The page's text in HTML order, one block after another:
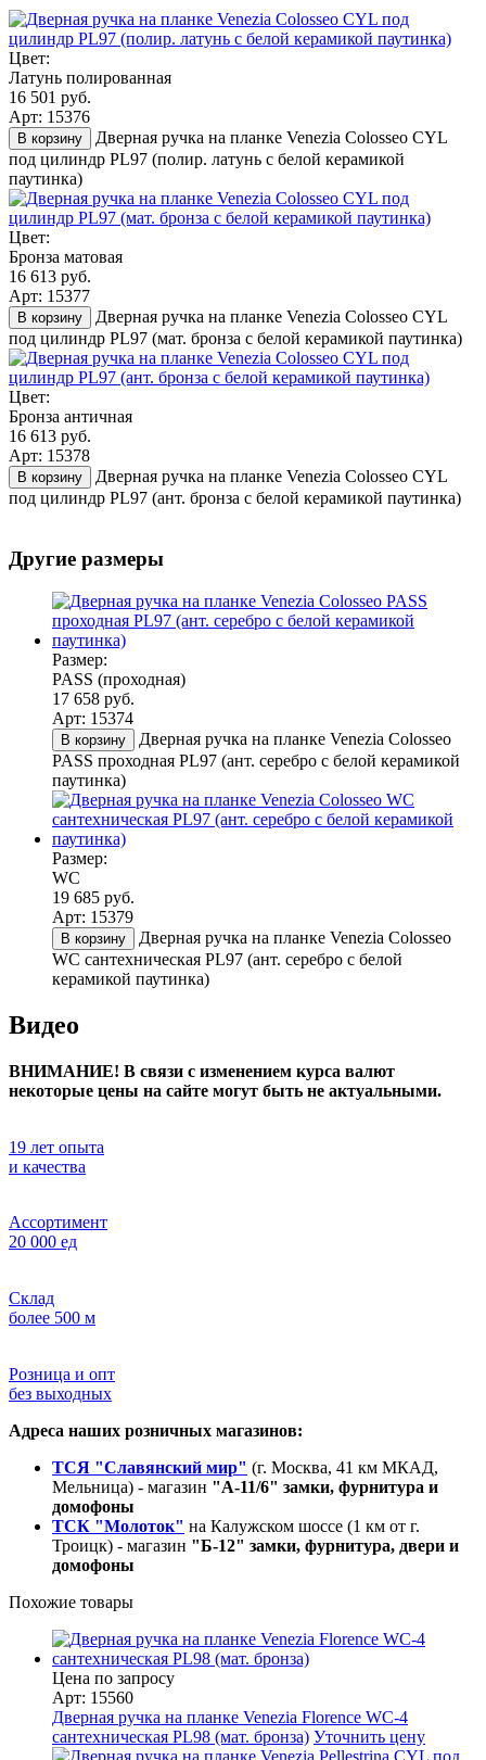
Цвет:
Латунь полированная
16 501 руб.
Арт: 15376
В корзину
Дверная ручка на планке Venezia Colosseo CYL
под цилиндр PL97 (полир. латунь с белой керамикой
паутинка)
Цвет:
Бронза матовая
16 613 руб.
Арт: 15377
В корзину
Дверная ручка на планке Venezia Colosseo CYL
под цилиндр PL97 (мат. бронза с белой керамикой паутинка)
Цвет:
Бронза античная
16 613 руб.
Арт: 15378
В корзину
Дверная ручка на планке Venezia Colosseo CYL
под цилиндр PL97 (ант. бронза с белой керамикой паутинка)
Другие размеры
Размер:
PASS (проходная)
17 658 руб.
Арт: 15374
В корзину
Дверная ручка на планке Venezia Colosseo
PASS проходная PL97 (ант. серебро с белой керамикой
паутинка)
Размер:
WC
19 685 руб.
Арт: 15379
В корзину
Дверная ручка на планке Venezia Colosseo
WC сантехническая PL97 (ант. серебро с белой
керамикой паутинка)
Видео
ВНИМАНИЕ! В связи с изменением курса валют
некоторые цены на сайте могут быть не актуальными.
19 лет опыта
и качества
Ассортимент
20 000 ед
Склад
более 500 м
Розница и опт
без выходных
Адреса наших розничных магазинов:
ТСЯ "Славянский мир" (г. Москва, 41 км МКАД,
Мельница) - магазин "А-11/6" замки, фурнитура и
домофоны
ТСК "Молоток" на Калужском шоссе (1 км от г.
Троицк) - магазин "Б-12" замки, фурнитура, двери и
домофоны
Похожие товары
Цена по запросу
Арт: 15560
Дверная ручка на планке Venezia Florence WC-4
сантехническая PL98 (мат. бронза) Уточнить цену